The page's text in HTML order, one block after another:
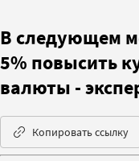
В следующем
5% повысить
валюты -
Копировать ссылку